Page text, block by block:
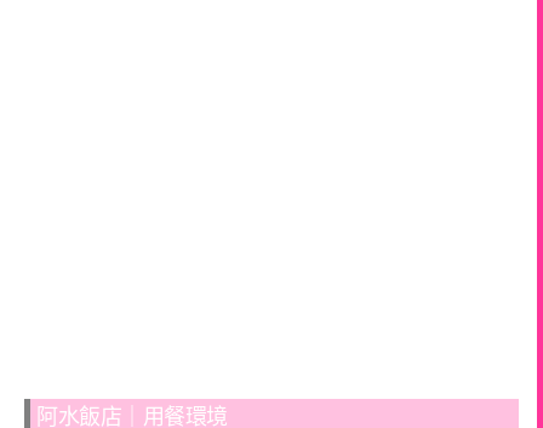
阿水飯店｜用餐環境